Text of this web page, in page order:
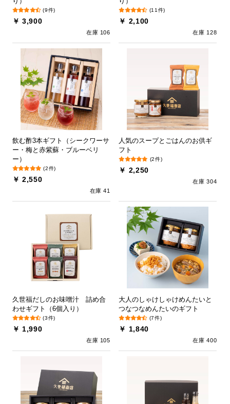
(9件)
￥ 3,900
在庫 106
(11件)
￥ 2,100
在庫 128
飲む酢3本ギフト（シークワーサ
ー・梅と赤紫蘇・ブルーベリ
ー）
(2件)
￥ 2,550
在庫 41
人気のスープとごはんのお供ギ
フト
(2件)
￥ 2,250
在庫 304
久世福だしのお味噌汁 詰め合
わせギフト（6個入り）
(3件)
￥ 1,990
在庫 105
大人のしゃけしゃけめんたいと
つなつなめんたいのギフト
(7件)
￥ 1,840
在庫 400